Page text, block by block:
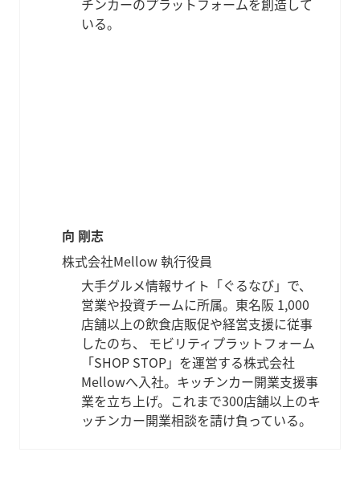
チンカーのプラットフォームを創造して
いる。
向 剛志
株式会社Mellow 執行役員
大手グルメ情報サイト「ぐるなび」で、
営業や投資チームに所属。東名阪 1,000
店舗以上の飲食店販促や経営支援に従事
したのち、 モビリティプラットフォーム
「SHOP STOP」を運営する株式会社
Mellowへ入社。キッチンカー開業支援事
業を立ち上げ。これまで300店舗以上のキ
ッチンカー開業相談を請け負っている。